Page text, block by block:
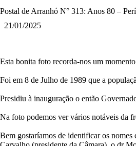
Postal de Arranhó N° 313: Anos 80 –
21/01/2025
Esta bonita foto recorda-nos um
Foi em 8 de Julho de 1989 que a
Presidiu à inauguração o então
Na foto podemos ver vários notáveis da
Bem gostaríamos de identificar os